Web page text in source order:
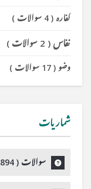
کفارہ ( 4 سوالات )
نفاس ( 2 سوالات )
وضو ( 17 سوالات )
شماریات
سوالات ( 894